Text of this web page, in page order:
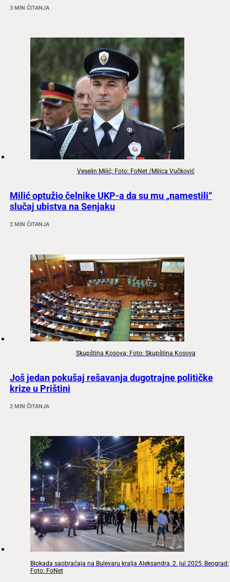
3 MIN ČITANJA
Veselin Milić; Foto: FoNet /Milica Vučković
Milić optužio čelnike UKP-a da su mu „namestili“
slučaj ubistva na Senjaku
2 MIN ČITANJA
Skupština Kosova; Foto: Skupština Kosova
Još jedan pokušaj rešavanja dugotrajne političke
krize u Prištini
2 MIN ČITANJA
Blokada saobraćaja na Bulevaru kralja Aleksandra, 2. jul 2025, Beograd;
Foto: FoNet